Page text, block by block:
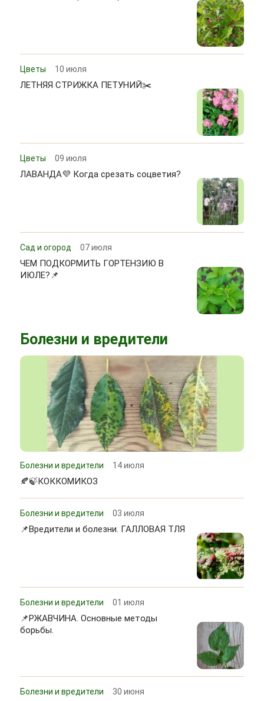
Цветы 10 июля
ЛЕТНЯЯ СТРИЖКА ПЕТУНИЙ✂️
Цветы 09 июля
ЛАВАНДА💜 Когда срезать соцветия?
Сад и огород 07 июля
ЧЕМ ПОДКОРМИТЬ ГОРТЕНЗИЮ В
ИЮЛЕ?📌
Болезни и вредители
Болезни и вредители 14 июля
🍂🍃КОККОМИКОЗ
Болезни и вредители 03 июля
📌Вредители и болезни. ГАЛЛОВАЯ ТЛЯ
Болезни и вредители 01 июля
📌РЖАВЧИНА. Основные методы
борьбы.
Болезни и вредители 30 июня